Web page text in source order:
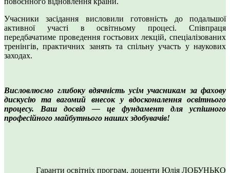
Учасники засідання висловили готовність до подальшої
активної участі в освітньому процесі. Співпраця
передбачатиме проведення гостьових лекцій, спеціалізованих
тренінгів, практичних занять та спільну участь у наукових
заходах.
Висловлюємо глибоку вдячність усім учасникам за фахову
дискусію та вагомий внесок у вдосконалення освітнього
процесу. Ваш досвід — це фундамент для успішного
професійного майбутнього наших здобувачів!
Гаранти освітніх програм, доценти Юлія ЛОБУНЬКО